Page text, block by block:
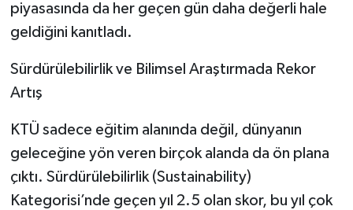
piyasasında da her geçen gün daha değerli hale
geldiğini kanıtladı.
Sürdürülebilirlik ve Bilimsel Araştırmada Rekor
Artış
KTÜ sadece eğitim alanında değil, dünyanın
geleceğine yön veren birçok alanda da ön plana
çıktı. Sürdürülebilirlik (Sustainability)
Kategorisi’nde geçen yıl 2.5 olan skor, bu yıl çok